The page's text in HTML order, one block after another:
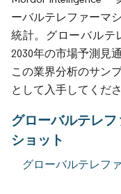
ーバルテレファーマ
統計。グローバルテ
2030年の市場予測見
この業界分析のサン
として入手してくださ
グローバルテレ
ショット
グローバルテレフ